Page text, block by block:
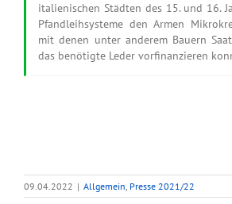
italienischen Städten des 15. und 16.
Pfandleihsysteme den Armen
mit denen unter anderem Bauern
das benötigte Leder vorfinanzieren
09.04.2022 | Allgemein, Presse 2021/22